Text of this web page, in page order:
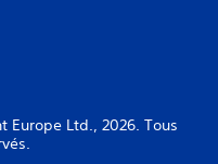
Europe Ltd., 2026. Tous